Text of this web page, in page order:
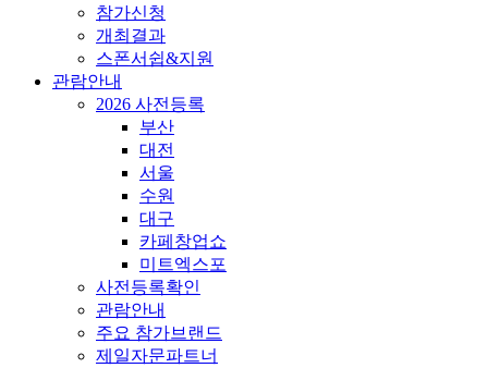
참가신청
개최결과
스폰서쉽&지원
관람안내
2026 사전등록
부산
대전
서울
수원
대구
카페창업쇼
미트엑스포
사전등록확인
관람안내
주요 참가브랜드
제일자문파트너